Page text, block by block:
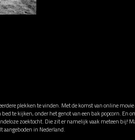
plekken te vinden. Met de komst van online movie
te kijken, onder het genot van een bak popcorn. En
zoektocht. Die zit er namelijk vaak meteen bij!
aangeboden in Nederland.